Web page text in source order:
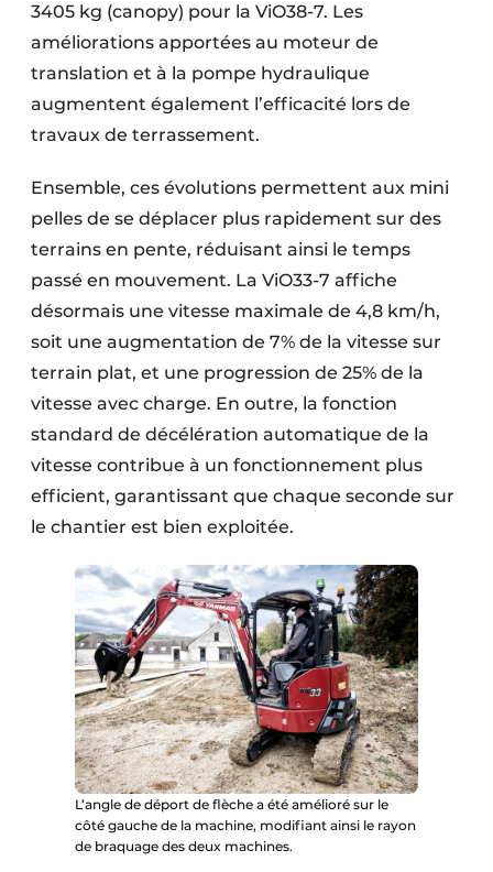
3405 kg (canopy) pour la ViO38-7. Les
améliorations apportées au moteur de
translation et à la pompe hydraulique
augmentent également l’efficacité lors de
travaux de terrassement.
Ensemble, ces évolutions permettent aux mini
pelles de se déplacer plus rapidement sur des
terrains en pente, réduisant ainsi le temps
passé en mouvement. La ViO33-7 affiche
désormais une vitesse maximale de 4,8 km/h,
soit une augmentation de 7% de la vitesse sur
terrain plat, et une progression de 25% de la
vitesse avec charge. En outre, la fonction
standard de décélération automatique de la
vitesse contribue à un fonctionnement plus
efficient, garantissant que chaque seconde sur
le chantier est bien exploitée.
L’angle de déport de flèche a été amélioré sur le
côté gauche de la machine, modifiant ainsi le rayon
de braquage des deux machines.